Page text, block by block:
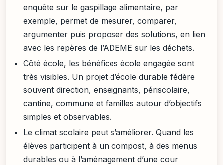
enquête sur le gaspillage alimentaire, par
exemple, permet de mesurer, comparer,
argumenter puis proposer des solutions, en lien
avec les repères de l’ADEME sur les déchets.
Côté école, les bénéfices école engagée sont
très visibles. Un projet d’école durable fédère
souvent direction, enseignants, périscolaire,
cantine, commune et familles autour d’objectifs
simples et observables.
Le climat scolaire peut s’améliorer. Quand les
élèves participent à un compost, à des menus
durables ou à l’aménagement d’une cour